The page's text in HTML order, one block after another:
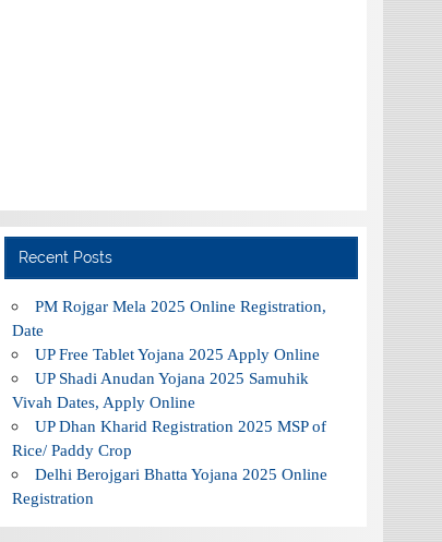
Recent Posts
PM Rojgar Mela 2025 Online Registration,
Date
UP Free Tablet Yojana 2025 Apply Online
UP Shadi Anudan Yojana 2025 Samuhik
Vivah Dates, Apply Online
UP Dhan Kharid Registration 2025 MSP of
Rice/ Paddy Crop
Delhi Berojgari Bhatta Yojana 2025 Online
Registration